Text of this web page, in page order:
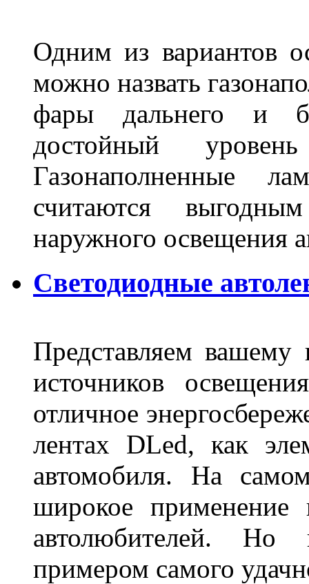
Одним из вариантов
можно назвать
фары дальнего и
достойный
Газонаполненные
считаются
наружного освещения
Светодиодные
Представляем
источников
отличное
лентах DLed, как
автомобиля. На
широкое
автолюбителей. Но
примером самого